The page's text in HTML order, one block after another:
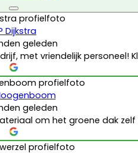
Dijkstra
geleden
met vriendelijk personeel!
geleden
om het groene dak